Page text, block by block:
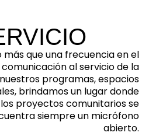
que una frecuencia en el
al servicio de la
programas, espacios
brindamos un lugar donde
proyectos comunitarios se
siempre un micrófono
abierto.